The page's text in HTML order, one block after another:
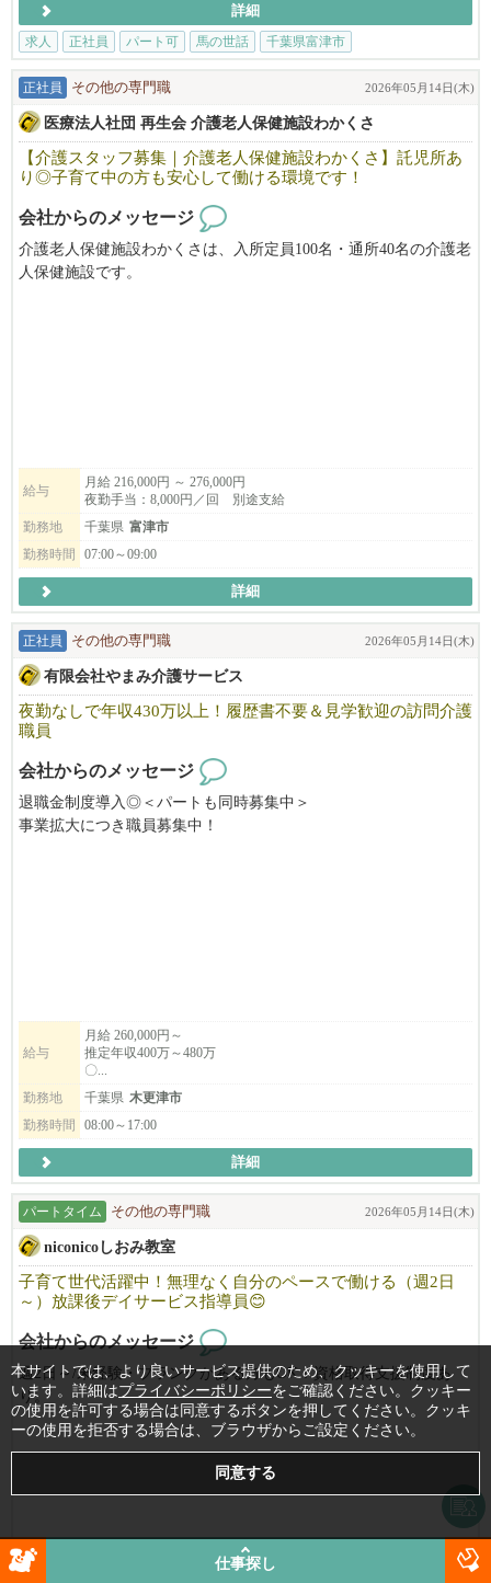
穏やかな気性であるクォーターホース達と共に、私たちと一緒に
働きませんか？
詳細
求人
正社員 パート可 馬の世話 千葉県富津市
正社員 その他の専門職 2026年05月14日(木)
医療法人社団 再生会 介護老人保健施設わかくさ
【介護スタッフ募集｜介護老人保健施設わかくさ】託児所あ
り◎子育て中の方も安心して働ける環境です！
会社からのメッセージ
介護老人保健施設わかくさは、入所定員100名・通所40名の介護老
人保健施設です。
まずはお気軽にご応募ください✨
＜パートも同時募集中です＞
給与
月給 216,000円 ～ 276,000円
夜勤手当：8,000円／回 別途支給
勤務地
千葉県 富津市
勤務時間
07:00～09:00
詳細
正社員 その他の専門職 2026年05月14日(木)
有限会社やまみ介護サービス
夜勤なしで年収430万以上！履歴書不要＆見学歓迎の訪問介護
職員
会社からのメッセージ
退職金制度導入◎＜パートも同時募集中＞
事業拡大につき職員募集中！
給与
月給 260,000円～
推定年収400万～480万
〇...
勤務地
千葉県 木更津市
勤務時間
08:00～17:00
詳細
パートタイム その他の専門職 2026年05月14日(木)
niconicoしおみ教室
子育て世代活躍中！無理なく自分のペースで働ける（週2日
～）放課後デイサービス指導員😊
会社からのメッセージ
週2日～/未経験・ブランクがある方もOK！資格取得支援制度あ
り。
放課後デイサービス指導員として働きませんか？
マイカー通勤◎ ご都合に合わせて無理なく働けるので、子育て
また、資格取得支援制度がありますので、働きながらスキルアッ
仕事探し
本サイトでは、より良いサービス提供のため、クッキーを使用して
います。詳細はプライバシーポリシーをご確認ください。クッキー
の使用を許可する場合は同意するボタンを押してください。クッキ
ーの使用を拒否する場合は、ブラウザからご設定ください。